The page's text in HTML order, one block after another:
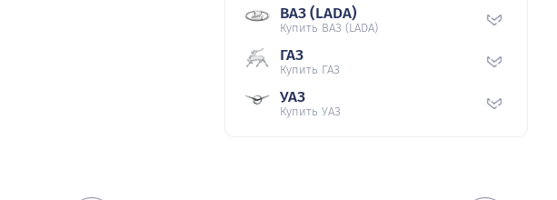
ВАЗ (LADA)
Купить ВАЗ (LADA)
ГАЗ
Купить ГАЗ
УАЗ
Купить УАЗ